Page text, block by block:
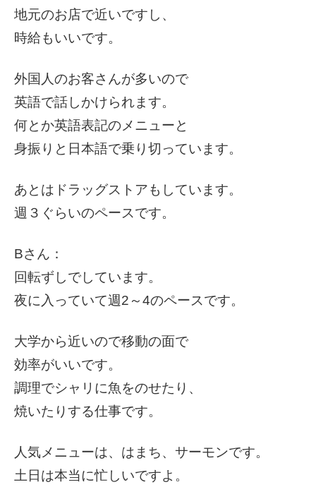
地元のお店で近いですし、
時給もいいです。
外国人のお客さんが多いので
英語で話しかけられます。
何とか英語表記のメニューと
身振りと日本語で乗り切っています。
あとはドラッグストアもしています。
週３ぐらいのペースです。
Bさん：
回転ずしでしています。
夜に入っていて週2～4のペースです。
大学から近いので移動の面で
効率がいいです。
調理でシャリに魚をのせたり、
焼いたりする仕事です。
人気メニューは、はまち、サーモンです。
土日は本当に忙しいですよ。